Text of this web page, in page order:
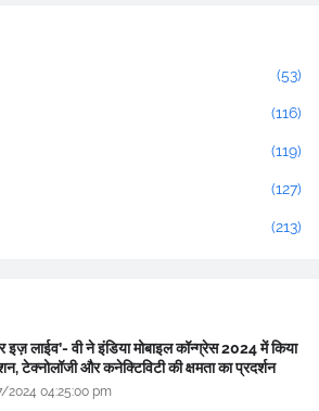
(53)
(116)
(119)
(127)
(213)
इज़ लाईव’- वी ने इंडिया मोबाइल कॉन्ग्रेस 2024 में किया
टेक्नोलॉजी और कनेक्टिविटी की क्षमता का प्रदर्शन
2024 04:25:00 pm